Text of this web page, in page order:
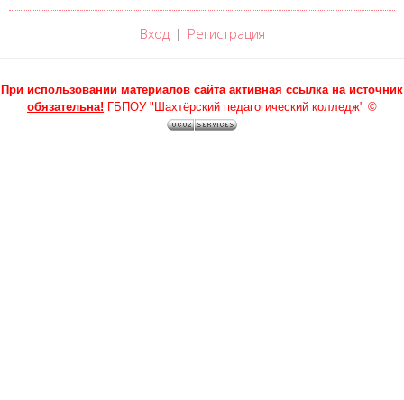
Вход| Регистрация
При использовании материалов сайта активная ссылка на источник
обязательна! ГБПОУ "Шахтёрский педагогический колледж" ©